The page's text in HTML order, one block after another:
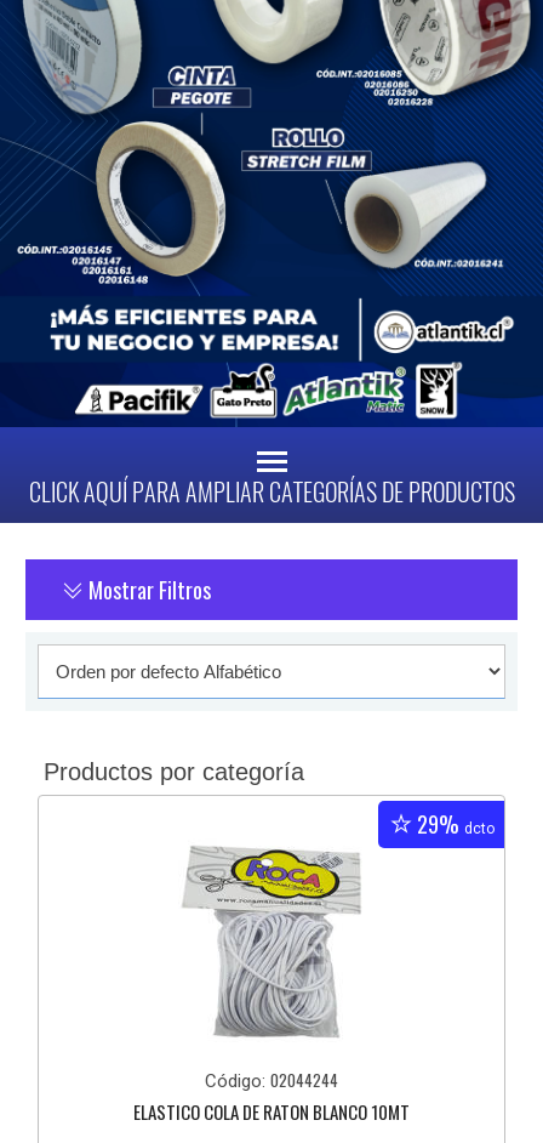
CLICK AQUÍ PARA AMPLIAR CATEGORÍAS DE PRODUCTOS
Mostrar Filtros
Productos por categoría
29% dcto
Código: 02044244
ELASTICO COLA DE RATON BLANCO 10MT